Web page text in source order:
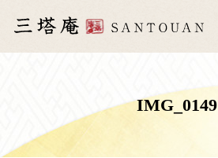
IMG_0149